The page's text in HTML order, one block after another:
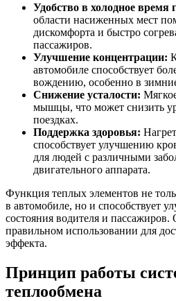
Удобство в холодное время
области насиженных мест
дискомфорта и быстро
пассажиров.
Улучшение концентрации:
автомобиле способствует
вождению, особенно в
Снижение усталости:
мышцы, что может снизить
поездках.
Поддержка здоровья:
способствует улучшению
для людей с различными
двигательного аппарата.
Функция теплых элементов не
в автомобиле, но и способствует
состояния водителя и
правильном использовании для
эффекта.
Принцип работы
теплообмена